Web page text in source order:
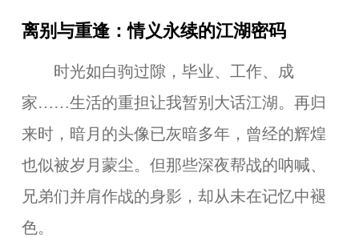
离别与重逢：情义永续的江湖密码
时光如白驹过隙，毕业、工作、成
家……生活的重担让我暂别大话江湖。再归
来时，暗月的头像已灰暗多年，曾经的辉煌
也似被岁月蒙尘。但那些深夜帮战的呐喊、
兄弟们并肩作战的身影，却从未在记忆中褪
色。